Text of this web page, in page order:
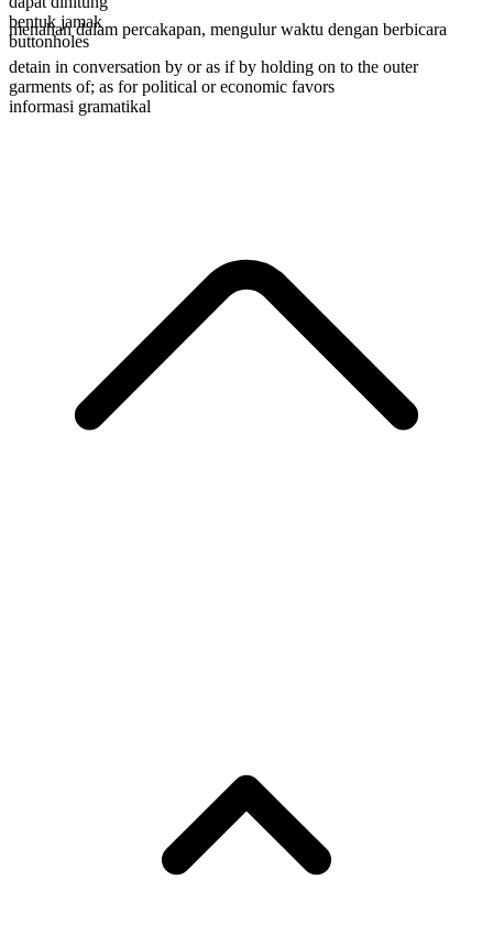
bentuk jamak
buttonholes
menahan dalam percakapan, mengulur waktu dengan berbicara
detain in conversation by or as if by holding on to the outer
garments of; as for political or economic favors
informasi gramatikal